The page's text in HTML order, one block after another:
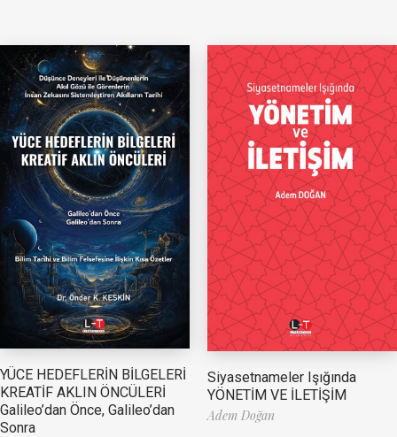
YÜCE HEDEFLERİN BİLGELERİ
KREATİF AKLIN ÖNCÜLERİ
Galileo’dan Önce, Galileo’dan
Sonra
Siyasetnameler Işığında
YÖNETİM VE İLETİŞİM
Adem Doğan